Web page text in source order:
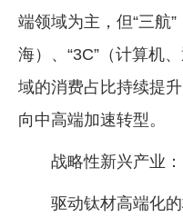
端领域为主，但“三航
海）、“3C”（计算机
域的消费占比持续提
向中高端加速转型。
战略性新兴产业：
驱动钛材高端化